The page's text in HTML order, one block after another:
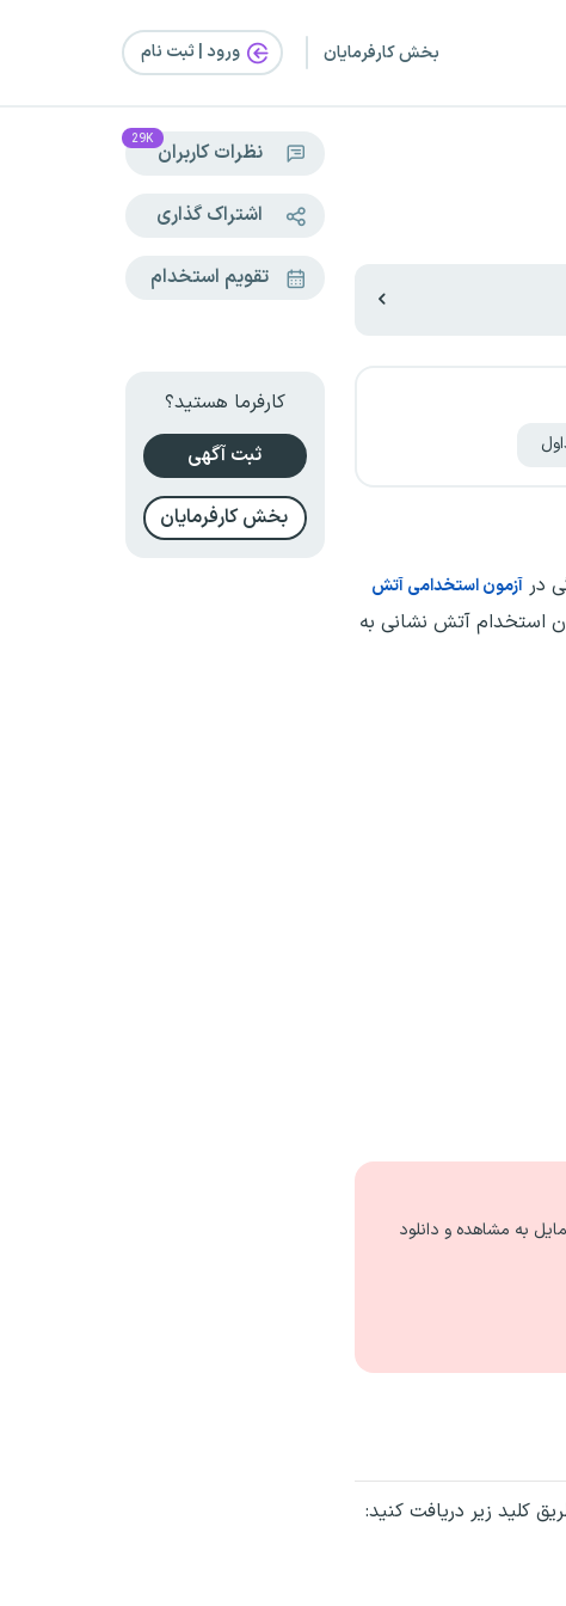
بخش کارفرمایان ورود | ثبت‌ نام
در آزمون استخدامی آتش
استخدام آتش نشانی به
به مشاهده و دانلود
نظرات کاربران 29K
اشتراک گذاری
تقویم استخدام
کارفرما هستید؟
ثبت آگهی
بخش کارفرمایان